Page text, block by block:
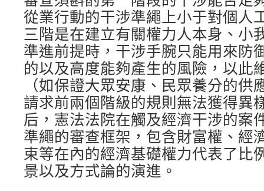
從業行動的干涉準繩上小于對個人
三階是在建立有關權力人本身、小
準進前提時，干涉手腕只能用來防
的以及高度能夠產生的風險，以此
（如保證大眾安康、民眾養分的供
請求前兩個階級的規則無法獲得異
后，憲法法院在觸及經濟干涉的案
準繩的審查框架，包含財富權、經
束等在內的經濟基礎權力代表了比
景以及方式論的演進。